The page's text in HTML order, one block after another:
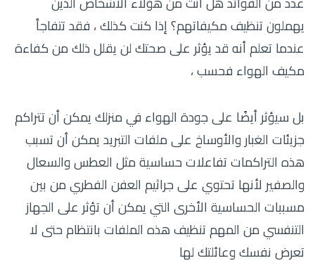
عدد من الفوائد هل أنت من هؤلاء الأشخاص الذين
يهملون تنظيف مكيفاتهم؟ إذا كنت كذلك ، فقد تتفاجأ
عندما تعلم أنه قد يؤثر على صحتك لن يقلل ذلك من كفاءة
مكيف الهواء فحسب ،
بل سيؤثر أيضًا على جودة الهواء في منزلك يمكن أن تتراكم
جزيئات الغبار والأوساخ على ملفات التبريد يمكن أن تسبب
هذه التراكمات تفاعلات حساسية مثل العطس والسعال
والصفير لأنها تحتوي على جراثيم العفن الفطري من بين
مسببات الحساسية الأخرى التي يمكن أن تؤثر على الجهاز
التنفسي من المهم تنظيف هذه الملفات بانتظام حتى لا
تعرض نفسك وعائلتك لها